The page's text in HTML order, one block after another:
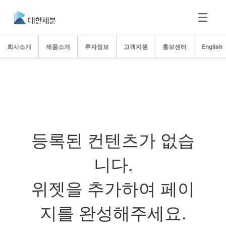
회사소개 제품소개 투자정보 고객지원 홍보센터 English
등록된 컨텐츠가 없습
니다.
위젯을 추가하여 페이
지를 완성해주세요.